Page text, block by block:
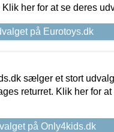
her for at se deres
på Eurotoys.dk
sælger et stort
returret. Klik her for
på Only4kids.dk